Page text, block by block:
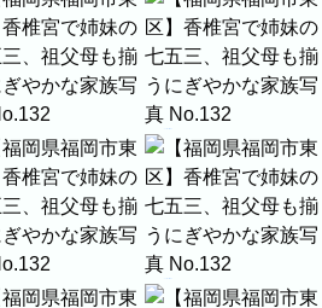
民泊
店舗・会社
料理
ECサイト商品
予約まで、24時間いつでもご利用